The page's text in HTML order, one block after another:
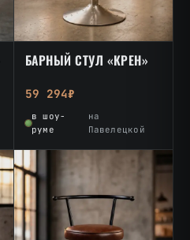
БАРНЫЙ СТУЛ «КРЕН»
59 294₽
в шоу-
руме
на
Павелецкой